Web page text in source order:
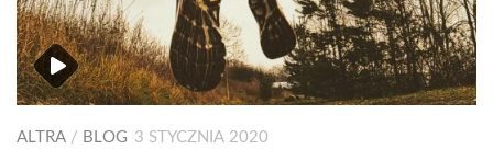
ALTRA / BLOG 3 STYCZNIA 2020